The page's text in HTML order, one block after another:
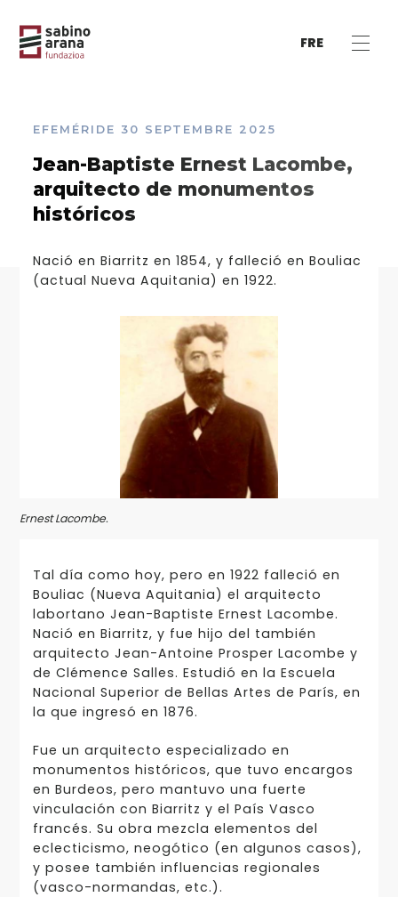
FRE
EFEMÉRIDE 30 SEPTEMBRE 2025
Jean-Baptiste Ernest Lacombe,
arquitecto de monumentos
históricos
Nació en Biarritz en 1854, y falleció en Bouliac
(actual Nueva Aquitania) en 1922.
Ernest Lacombe.
Tal día como hoy, pero en 1922 falleció en
Bouliac (Nueva Aquitania) el arquitecto
labortano Jean-Baptiste Ernest Lacombe.
Nació en Biarritz, y fue hijo del también
arquitecto Jean-Antoine Prosper Lacombe y
de Clémence Salles. Estudió en la Escuela
Nacional Superior de Bellas Artes de París, en
la que ingresó en 1876.
Fue un arquitecto especializado en
monumentos históricos, que tuvo encargos
en Burdeos, pero mantuvo una fuerte
vinculación con Biarritz y el País Vasco
francés. Su obra mezcla elementos del
eclecticismo, neogótico (en algunos casos),
y posee también influencias regionales
(vasco-normandas, etc.).